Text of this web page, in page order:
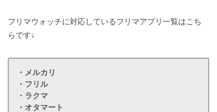
フリマウォッチに対応しているフリマアプリ一覧はこち
らです↓
・メルカリ
・フリル
・ラクマ
・オタマート